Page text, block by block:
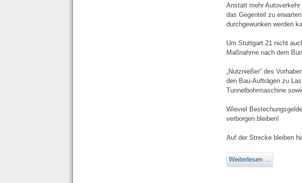
Anstatt mehr
das Gegenteil zu
durchgewunken werden
Um Stuttgart 21 nicht
Maßnahme nach dem
„Nutznießer“ des
den Bau-Aufträgen zu
Tunnelbohrmaschine
Wieviel
verborgen bleiben!
Auf der Strecke bleiben
Weiterlesen ...